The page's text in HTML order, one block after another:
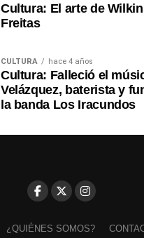
Cultura: El arte de
Freitas
CULTURA hace 4 años
Cultura: Falleció el
Velázquez, baterista y
la banda Los Iracundos
¿QUIÉNES SOMOS?